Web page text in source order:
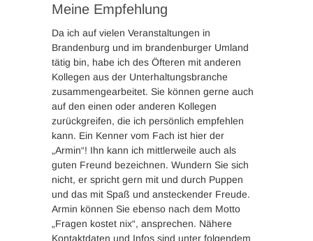
Meine Empfehlung
Da ich auf vielen Veranstaltungen in
Brandenburg und im brandenburger Umland
tätig bin, habe ich des Öfteren mit anderen
Kollegen aus der Unterhaltungsbranche
zusammengearbeitet. Sie können gerne auch
auf den einen oder anderen Kollegen
zurückgreifen, die ich persönlich empfehlen
kann. Ein Kenner vom Fach ist hier der
„Armin“! Ihn kann ich mittlerweile auch als
guten Freund bezeichnen. Wundern Sie sich
nicht, er spricht gern mit und durch Puppen
und das mit Spaß und ansteckender Freude.
Armin können Sie ebenso nach dem Motto
„Fragen kostet nix“, ansprechen. Nähere
Kontaktdaten und Infos sind unter folgendem